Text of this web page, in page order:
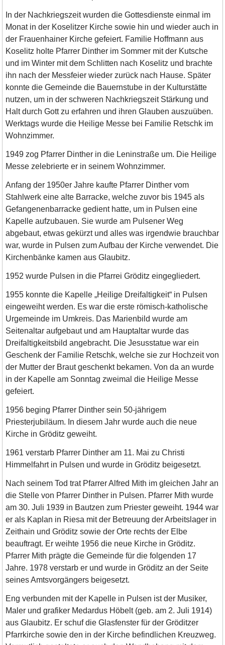
In der Nachkriegszeit wurden die Gottesdienste einmal im
Monat in der Koselitzer Kirche sowie hin und wieder auch in
der Frauenhainer Kirche gefeiert. Familie Hoffmann aus
Koselitz holte Pfarrer Dinther im Sommer mit der Kutsche
und im Winter mit dem Schlitten nach Koselitz und brachte
ihn nach der Messfeier wieder zurück nach Hause. Später
konnte die Gemeinde die Bauernstube in der Kulturstätte
nutzen, um in der schweren Nachkriegszeit Stärkung und
Halt durch Gott zu erfahren und ihren Glauben auszuüben.
Werktags wurde die Heilige Messe bei Familie Retschk im
Wohnzimmer.
1949 zog Pfarrer Dinther in die Leninstraße um. Die Heilige
Messe zelebrierte er in seinem Wohnzimmer.
Anfang der 1950er Jahre kaufte Pfarrer Dinther vom
Stahlwerk eine alte Barracke, welche zuvor bis 1945 als
Gefangenenbarracke gedient hatte, um in Pulsen eine
Kapelle aufzubauen. Sie wurde am Pulsener Weg
abgebaut, etwas gekürzt und alles was irgendwie brauchbar
war, wurde in Pulsen zum Aufbau der Kirche verwendet. Die
Kirchenbänke kamen aus Glaubitz.
1952 wurde Pulsen in die Pfarrei Gröditz eingegliedert.
1955 konnte die Kapelle „Heilige Dreifaltigkeit“ in Pulsen
eingeweiht werden. Es war die erste römisch-katholische
Urgemeinde im Umkreis. Das Marienbild wurde am
Seitenaltar aufgebaut und am Hauptaltar wurde das
Dreifaltigkeitsbild angebracht. Die Jesusstatue war ein
Geschenk der Familie Retschk, welche sie zur Hochzeit von
der Mutter der Braut geschenkt bekamen. Von da an wurde
in der Kapelle am Sonntag zweimal die Heilige Messe
gefeiert.
1956 beging Pfarrer Dinther sein 50-jährigem
Priesterjubiläum. In diesem Jahr wurde auch die neue
Kirche in Gröditz geweiht.
1961 verstarb Pfarrer Dinther am 11. Mai zu Christi
Himmelfahrt in Pulsen und wurde in Gröditz beigesetzt.
Nach seinem Tod trat Pfarrer Alfred Mith im gleichen Jahr an
die Stelle von Pfarrer Dinther in Pulsen. Pfarrer Mith wurde
am 30. Juli 1939 in Bautzen zum Priester geweiht. 1944 war
er als Kaplan in Riesa mit der Betreuung der Arbeitslager in
Zeithain und Gröditz sowie der Orte rechts der Elbe
beauftragt. Er weihte 1956 die neue Kirche in Gröditz.
Pfarrer Mith prägte die Gemeinde für die folgenden 17
Jahre. 1978 verstarb er und wurde in Gröditz an der Seite
seines Amtsvorgängers beigesetzt.
Eng verbunden mit der Kapelle in Pulsen ist der Musiker,
Maler und grafiker Medardus Höbelt (geb. am 2. Juli 1914)
aus Glaubitz. Er schuf die Glasfenster für der Gröditzer
Pfarrkirche sowie den in der Kirche befindlichen Kreuzweg.